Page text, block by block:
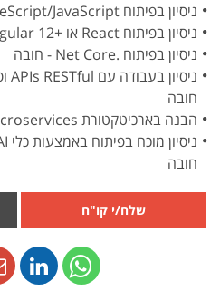
ניסיון בפיתוח TypeScript/JavaScript - חובה
ניסיון בפיתוח React או +Angular 12 - חובה
ניסיון בפיתוח .Net Core - חובה
חובה
הבנה בארכיטקטורת Web Services / Microservices - חובה
חובה
שלח/י קו"ח